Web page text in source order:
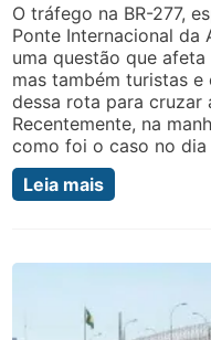
O tráfego na BR-277,
Ponte Internacional da
uma questão que
mas também turistas
dessa rota para cruzar
Recentemente, na
como foi o caso no
Leia mais